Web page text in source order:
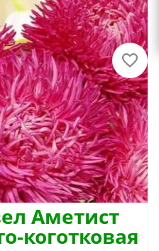
Аметист
коготковая